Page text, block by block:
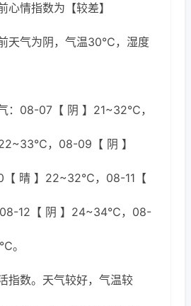
心情指数为【较差】
天气为阴，气温30℃，湿度
：08-07【 阴 】21~32℃，
，08-09【 阴 】
晴 】22~32℃，08-11【
12【 阴 】24~34℃，08-
。
指数。天气较好，气温较